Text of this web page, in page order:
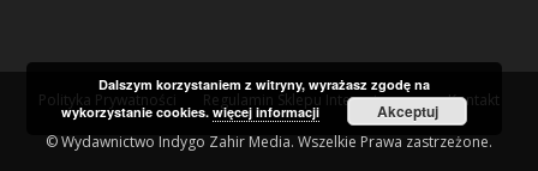
Polityka Prywatności Regulamin Sklepu Internetowego Kontakt
© Wydawnictwo Indygo Zahir Media. Wszelkie Prawa zastrzeżone.
Dalszym korzystaniem z witryny, wyrażasz zgodę na
wykorzystanie cookies.więcej informacji Akceptuj